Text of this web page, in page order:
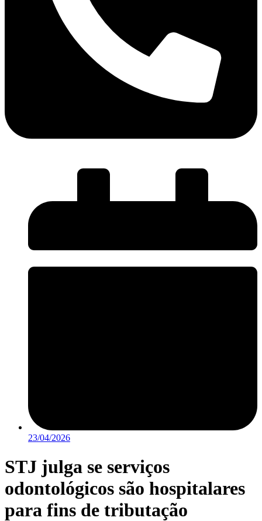
23/04/2026
STJ julga se serviços
odontológicos são hospitalares
para fins de tributação